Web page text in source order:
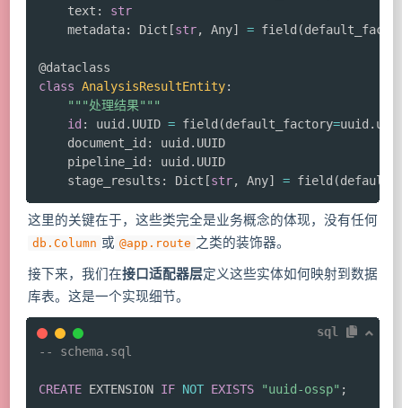
    text
:
str
    metadata
: Dict [str, Any] = field (
@dataclass
class AnalysisResultEntity:
"""处理结果"""
id : uuid . UUID = field (default_factory=uuid .
    document_id
: uuid . UUID
    pipeline_id
: uuid . UUID
    stage_results
: Dict [str, Any] = field (
这里的关键在于，这些类完全是业务概念的体现，没有任何
db.Column 或 @app.route 之类的装饰器。
接下来，我们在接口适配器层定义这些实体如何映射到数据
库表。这是一个实现细节。
sql
-- schema.sql
CREATE EXTENSION IF NOT EXISTS "uuid-ossp" ;